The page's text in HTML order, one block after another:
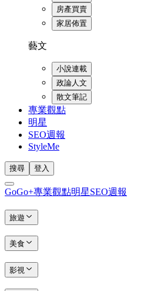
房產買賣
家居佈置
藝文
小說連載
政論人文
散文筆記
專業觀點
明星
SEO週報
StyleMe
搜尋 登入
GoGo+專業觀點明星SEO週報
旅遊
美食
影視